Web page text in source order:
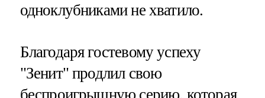
одноклубниками не хватило.
Благодаря гостевому успеху
"Зенит" продлил свою
беспроигрышную серию, которая